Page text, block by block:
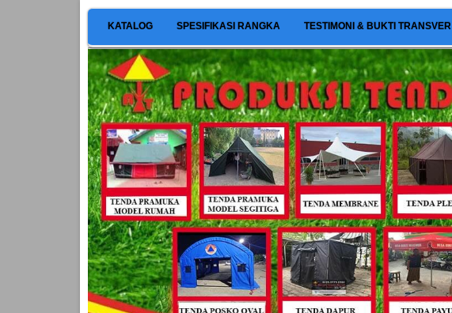
KATALOG SPESIFIKASI RANGKA TESTIMONI & BUKTI TRANSVER